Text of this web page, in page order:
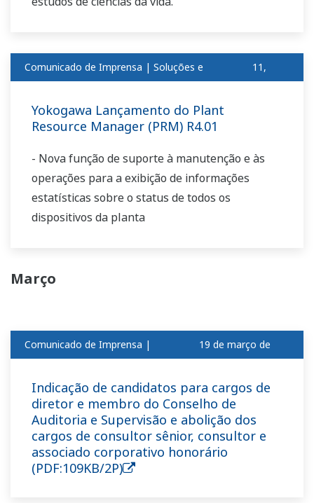
Comunicado de Imprensa | Soluções e 11,
Yokogawa Lançamento do Plant
Resource Manager (PRM) R4.01
- Nova função de suporte à manutenção e às
operações para a exibição de informações
estatísticas sobre o status de todos os
dispositivos da planta
Março
Comunicado de Imprensa | 19 de março de
Indicação de candidatos para cargos de
diretor e membro do Conselho de
Auditoria e Supervisão e abolição dos
cargos de consultor sênior, consultor e
associado corporativo honorário
(PDF:109KB/2P)